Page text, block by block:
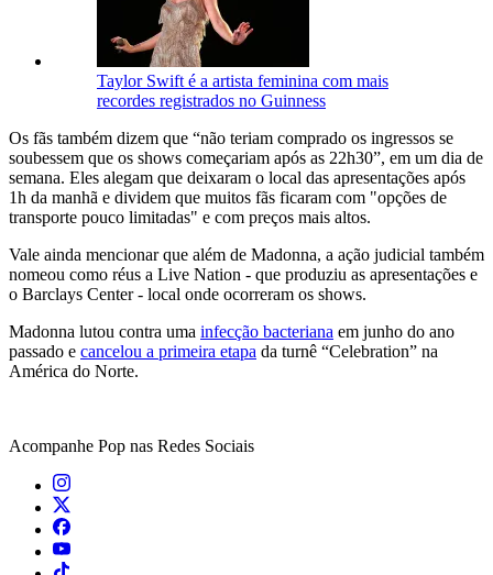
Taylor Swift é a artista feminina com mais
recordes registrados no Guinness
Os fãs também dizem que “não teriam comprado os ingressos se
soubessem que os shows começariam após as 22h30”, em um dia de
semana. Eles alegam que deixaram o local das apresentações após
1h da manhã e dividem que muitos fãs ficaram com "opções de
transporte pouco limitadas" e com preços mais altos.
Vale ainda mencionar que além de Madonna, a ação judicial também
nomeou como réus a Live Nation - que produziu as apresentações e
o Barclays Center - local onde ocorreram os shows.
Madonna lutou contra uma infecção bacteriana em junho do ano
passado e cancelou a primeira etapa da turnê “Celebration” na
América do Norte.
Acompanhe Pop nas Redes Sociais